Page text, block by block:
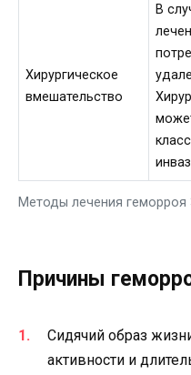
Методы лечения геморроя
Хирургическое
вмешательство
В
Причины
Сидячий образ
активности и